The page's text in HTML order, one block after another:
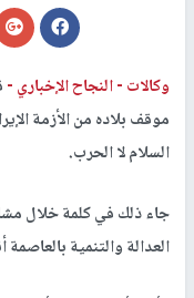
وكالات -النجاح الإخباري -
موقف بلاده من الأزمة
السلام لا الحرب.
جاء ذلك في كلمة خلال
العدالة والتنمية بالعاصمة